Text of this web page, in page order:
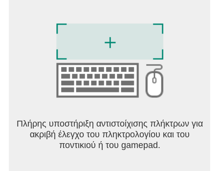
Πλήρης υποστήριξη αντιστοίχισης πλήκτρων για
ακριβή έλεγχο του πληκτρολογίου και του
ποντικιού ή του gamepad.